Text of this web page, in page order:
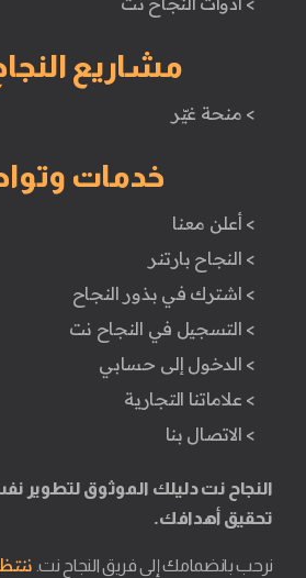
مشاريع
> منحة غيّر
خدمات
> أعلن معنا
> النجاح بارتنر
> اشترك في بذور النجاح
> التسجيل في النجاح نت
> الدخول إلى حسابي
> علاماتنا التجارية
> الاتصال بنا
النجاح نت دليلك الموثوق لتطوير
تحقيق أهدافك.
نرحب بانضمامك إلى فريق النجاح نت.